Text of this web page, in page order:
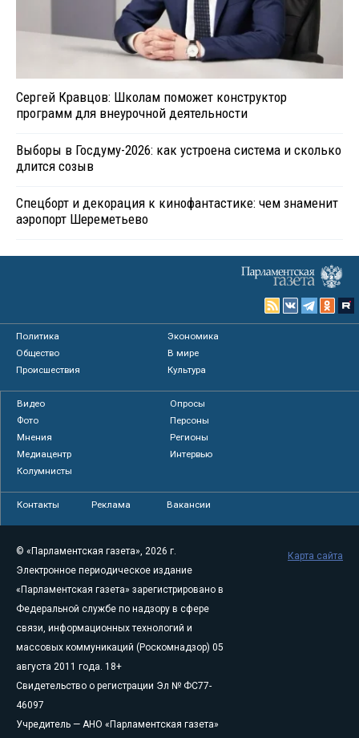
Сергей Кравцов: Школам поможет конструктор
программ для внеурочной деятельности
Выборы в Госдуму-2026: как устроена система и сколько
длится созыв
Спецборт и декорация к кинофантастике: чем знаменит
аэропорт Шереметьево
Политика
Экономика
Общество
В мире
Происшествия
Культура
Видео
Опросы
Фото
Персоны
Мнения
Регионы
Медиацентр
Интервью
Колумнисты
Контакты Реклама Вакансии
© «Парламентская газета», 2026 г.
Электронное периодическое издание
«Парламентская газета» зарегистрировано в
Федеральной службе по надзору в сфере
связи, информационных технологий и
массовых коммуникаций (Роскомнадзор) 05
августа 2011 года. 18+
Свидетельство о регистрации Эл № ФС77-
46097
Учредитель — АНО «Парламентская газета»
Карта сайта